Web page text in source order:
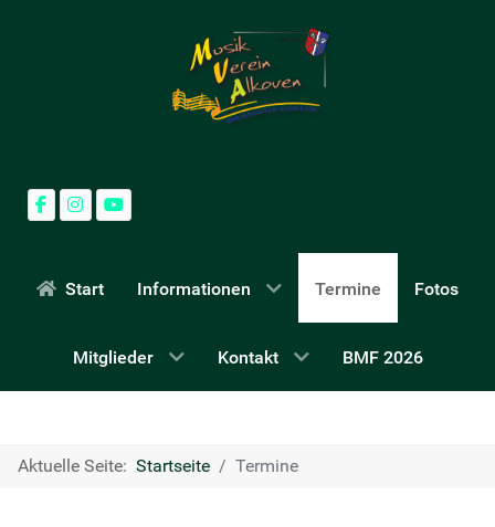
Start Informationen Termine Fotos
Mitglieder Kontakt BMF 2026
Aktuelle Seite: Startseite Termine